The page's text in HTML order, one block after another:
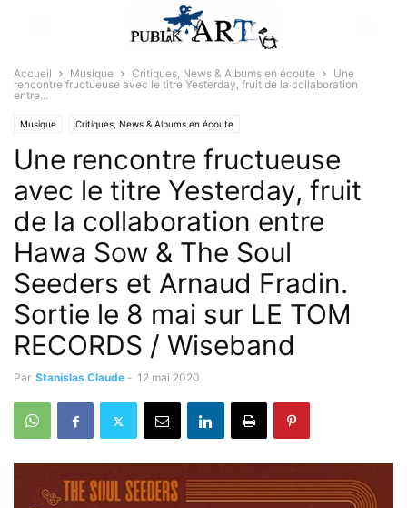
Accueil Musique Critiques, News & Albums en écoute
Une
rencontre fructueuse avec le titre Yesterday, fruit de la collaboration
entre...
Musique Critiques, News & Albums en écoute
Une rencontre fructueuse
avec le titre Yesterday, fruit
de la collaboration entre
Hawa Sow & The Soul
Seeders et Arnaud Fradin.
Sortie le 8 mai sur LE TOM
RECORDS / Wiseband
Par Stanislas Claude - 12 mai 2020